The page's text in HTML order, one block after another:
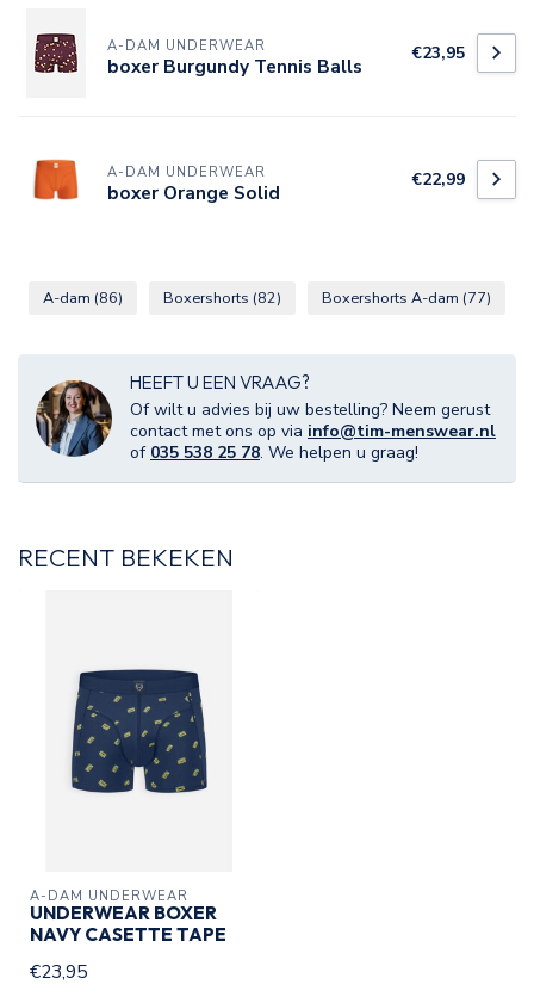
A-DAM UNDERWEAR
boxer Burgundy Tennis Balls €23,95
A-DAM UNDERWEAR
boxer Orange Solid €22,99
A-dam (86) Boxershorts (82) Boxershorts A-dam (77)
HEEFT U EEN VRAAG?
Of wilt u advies bij uw bestelling? Neem gerust
contact met ons op via info@tim-menswear.nl
of 035 538 25 78. We helpen u graag!
RECENT BEKEKEN
A-DAM UNDERWEAR
UNDERWEAR BOXER
NAVY CASETTE TAPE
€23,95